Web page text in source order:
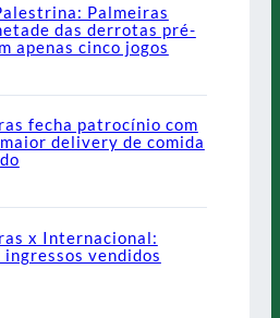
Palmeiras
das derrotas pré-
apenas cinco jogos
fecha patrocínio com
delivery de comida
x Internacional:
vendidos